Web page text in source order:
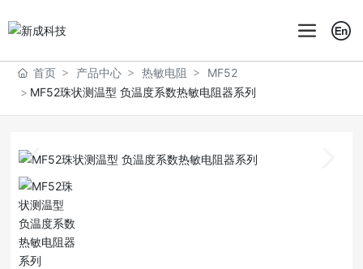
首页 产品中心 热敏电阻
MF52
MF52珠状测温型 负温度系数热敏电阻器系列